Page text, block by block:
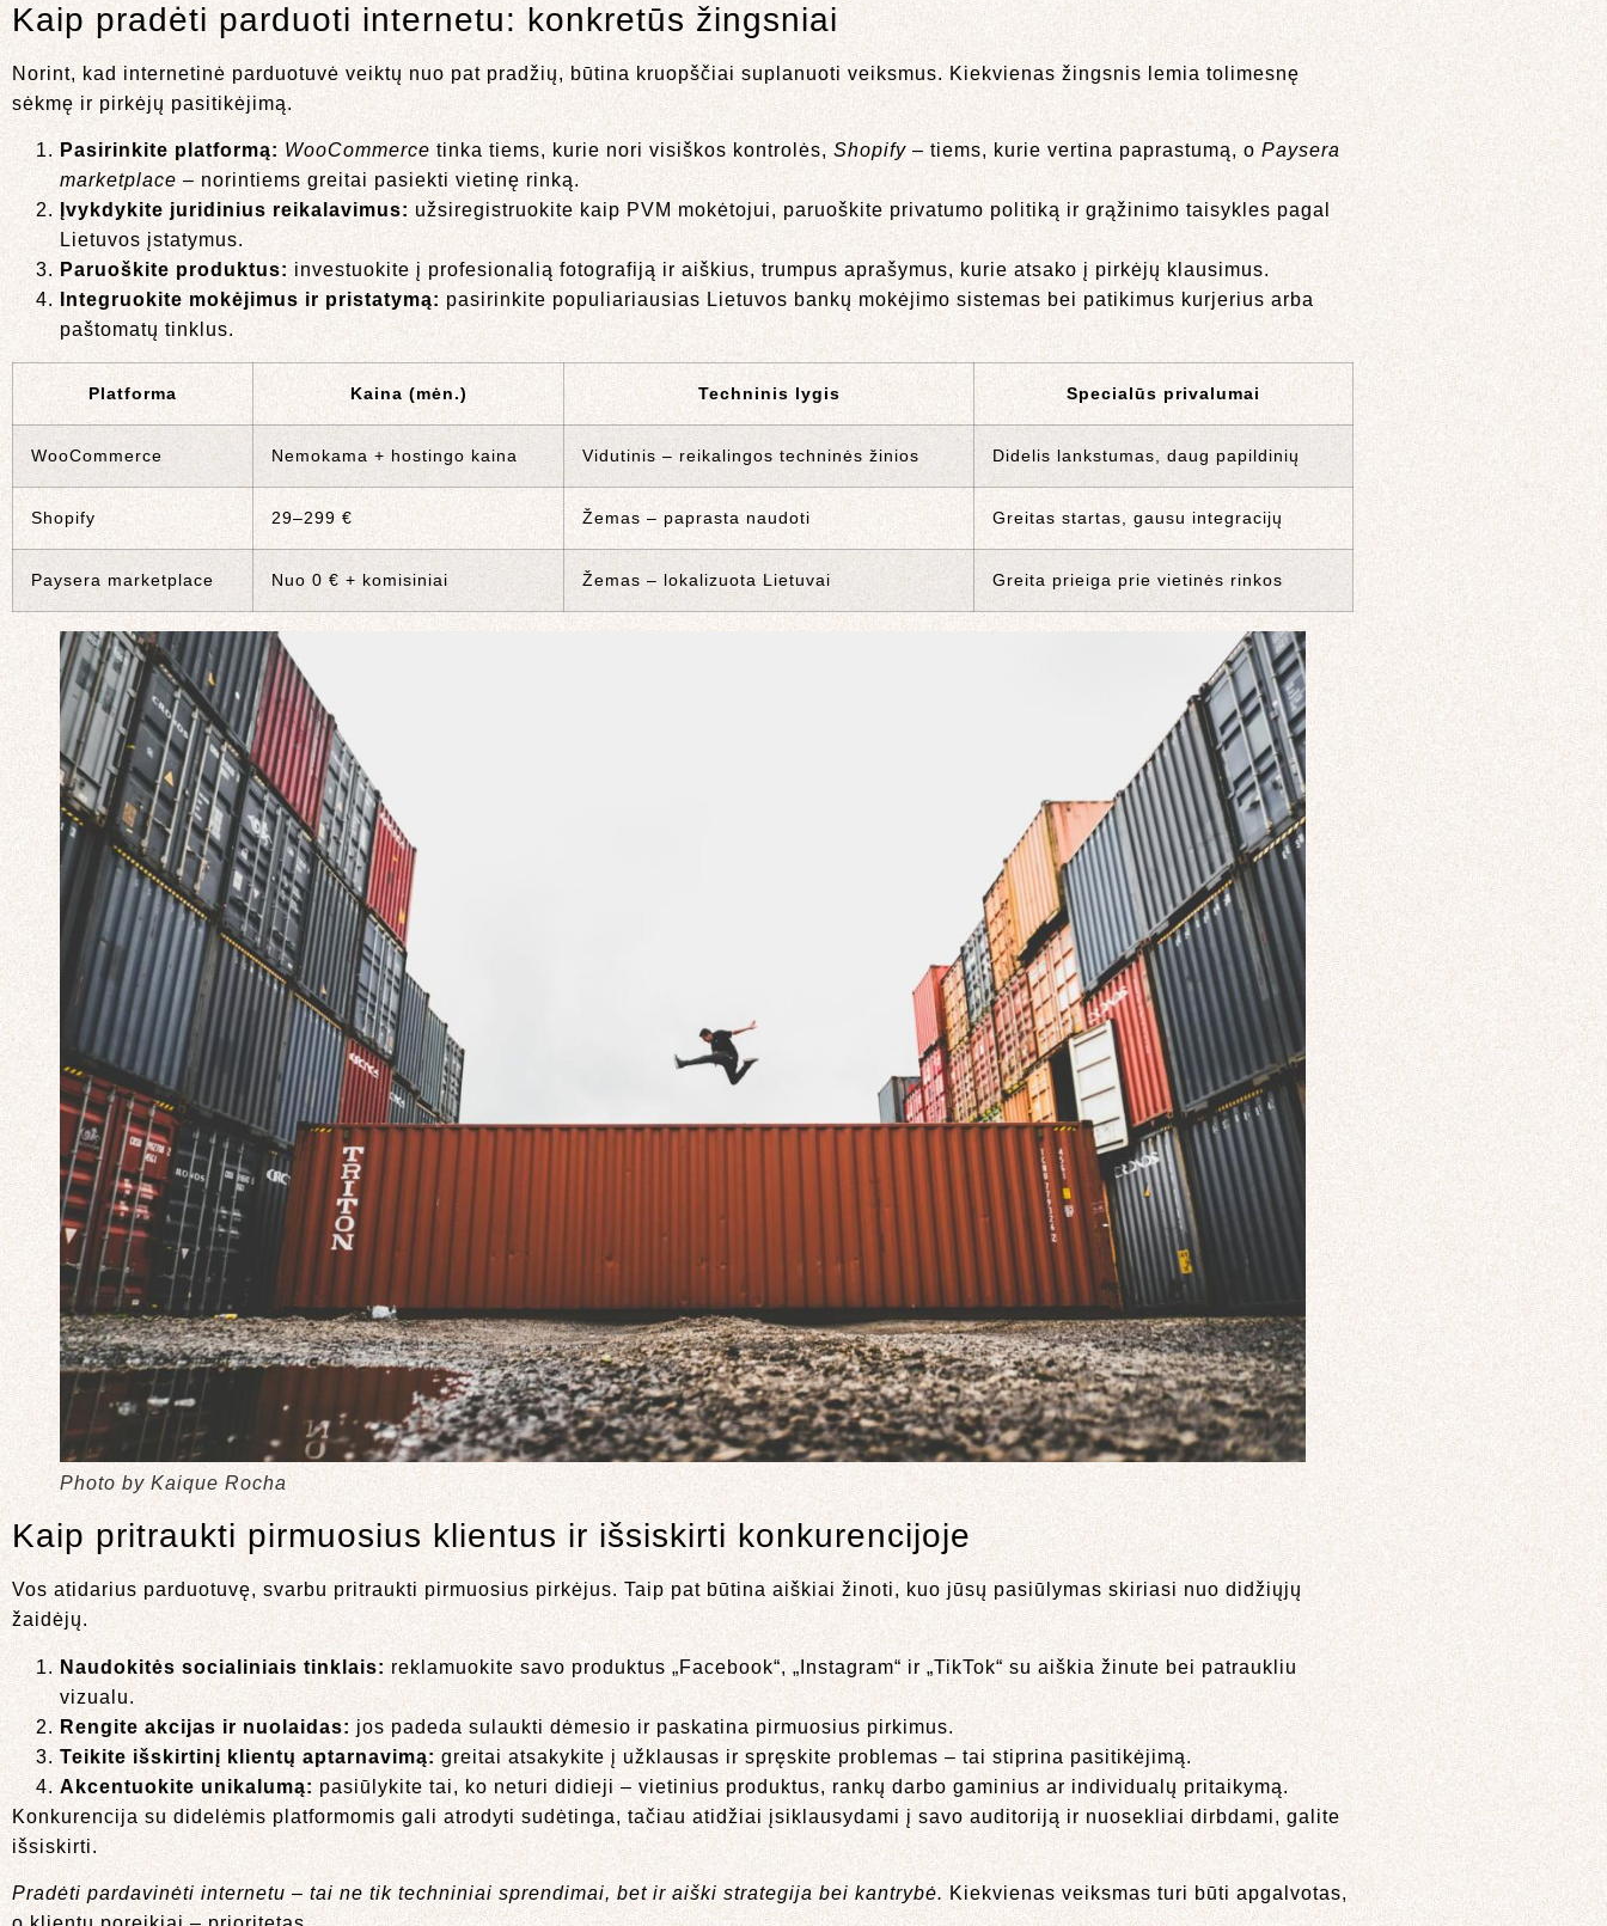
Kaip pradėti parduoti internetu: konkretūs žingsniai
Norint, kad internetinė parduotuvė veiktų nuo pat pradžių, būtina kruopščiai suplanuoti veiksmus. Kiekvienas žingsnis lemia tolimesnę
sėkmę ir pirkėjų pasitikėjimą.
Pasirinkite platformą: WooCommerce tinka tiems, kurie nori visiškos kontrolės, Shopify – tiems, kurie vertina paprastumą, o Paysera
marketplace – norintiems greitai pasiekti vietinę rinką.
Įvykdykite juridinius reikalavimus: užsiregistruokite kaip PVM mokėtojui, paruoškite privatumo politiką ir grąžinimo taisykles pagal
Lietuvos įstatymus.
Paruoškite produktus: investuokite į profesionalią fotografiją ir aiškius, trumpus aprašymus, kurie atsako į pirkėjų klausimus.
Integruokite mokėjimus ir pristatymą: pasirinkite populiariausias Lietuvos bankų mokėjimo sistemas bei patikimus kurjerius arba
paštomatų tinklus.
Platforma Kaina (mėn.) Techninis lygis Specialūs privalumai
WooCommerce Nemokama + hostingo kaina Vidutinis – reikalingos techninės žinios Didelis lankstumas, daug papildinių
Shopify 29–299 € Žemas – paprasta naudoti Greitas startas, gausu integracijų
Paysera marketplace Nuo 0 € + komisiniai Žemas – lokalizuota Lietuvai Greita prieiga prie vietinės rinkos
Photo by Kaique Rocha
Kaip pritraukti pirmuosius klientus ir išsiskirti konkurencijoje
Vos atidarius parduotuvę, svarbu pritraukti pirmuosius pirkėjus. Taip pat būtina aiškiai žinoti, kuo jūsų pasiūlymas skiriasi nuo didžiųjų
žaidėjų.
Naudokitės socialiniais tinklais: reklamuokite savo produktus „Facebook“, „Instagram“ ir „TikTok“ su aiškia žinute bei patraukliu
vizualu.
Rengite akcijas ir nuolaidas: jos padeda sulaukti dėmesio ir paskatina pirmuosius pirkimus.
Teikite išskirtinį klientų aptarnavimą: greitai atsakykite į užklausas ir spręskite problemas – tai stiprina pasitikėjimą.
Akcentuokite unikalumą: pasiūlykite tai, ko neturi didieji – vietinius produktus, rankų darbo gaminius ar individualų pritaikymą.
Konkurencija su didelėmis platformomis gali atrodyti sudėtinga, tačiau atidžiai įsiklausydami į savo auditoriją ir nuosekliai dirbdami, galite
išsiskirti.
Pradėti pardavinėti internetu – tai ne tik techniniai sprendimai, bet ir aiški strategija bei kantrybė. Kiekvienas veiksmas turi būti apgalvotas,